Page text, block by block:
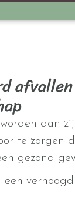
dan
te zorgen
gezond
een